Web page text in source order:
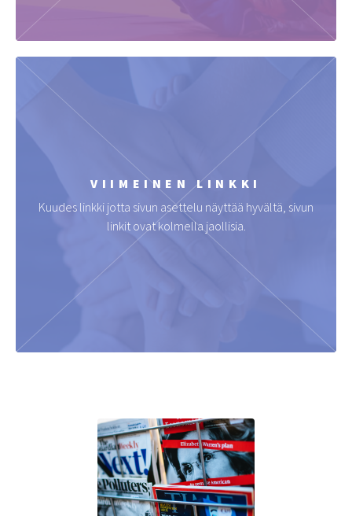
VIIMEINEN LINKKI
Kuudes linkki jotta sivun asettelu näyttää hyvältä, sivun
linkit ovat kolmella jaollisia.